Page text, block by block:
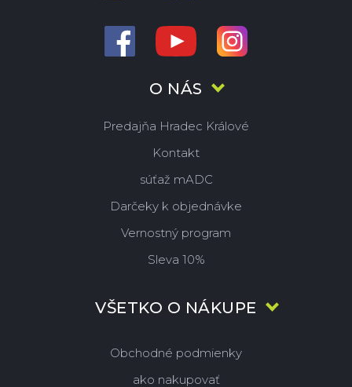
O NÁS
Predajňa Hradec Králové
Kontakt
súťaž mADC
Darčeky k objednávke
Vernostný program
Sleva 10%
VŠETKO O NÁKUPE
Obchodné podmienky
ako nakupovať